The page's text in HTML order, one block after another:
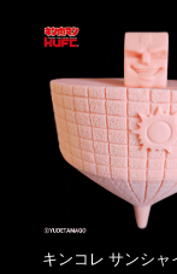
キンコレ サンシャ